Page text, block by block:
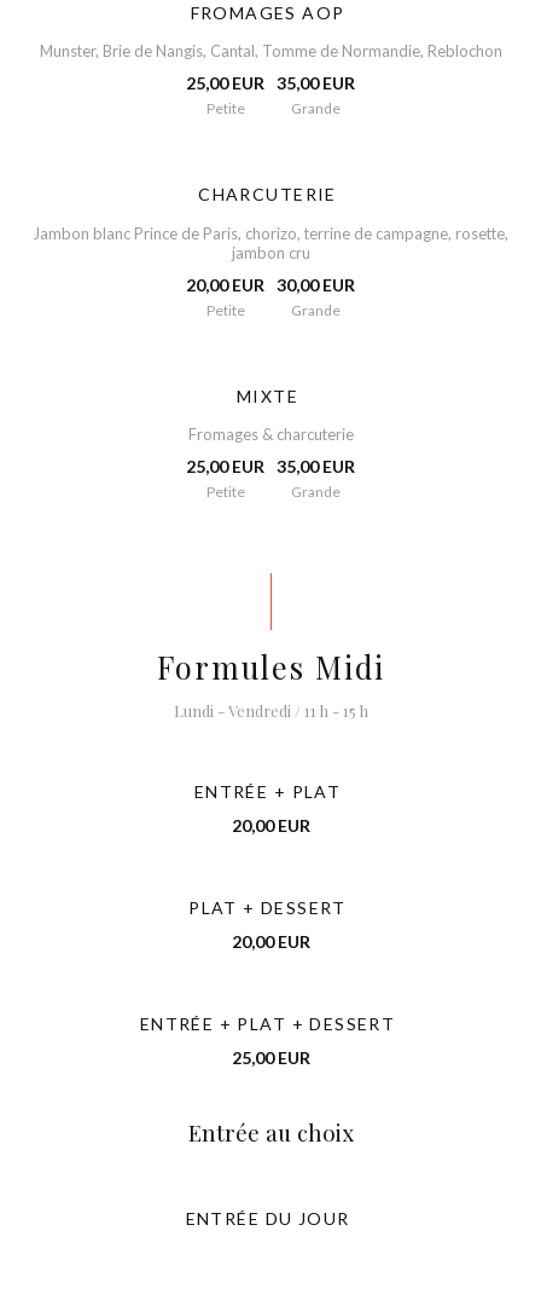
FROMAGES AOP
Munster, Brie de Nangis, Cantal, Tomme de Normandie, Reblochon
25,00 EUR
Petite
35,00 EUR
Grande
CHARCUTERIE
Jambon blanc Prince de Paris, chorizo, terrine de campagne, rosette,
jambon cru
20,00 EUR
Petite
30,00 EUR
Grande
MIXTE
Fromages & charcuterie
25,00 EUR
Petite
35,00 EUR
Grande
Formules Midi
Lundi - Vendredi / 11 h - 15 h
ENTRÉE + PLAT
20,00 EUR
PLAT + DESSERT
20,00 EUR
ENTRÉE + PLAT + DESSERT
25,00 EUR
Entrée au choix
ENTRÉE DU JOUR